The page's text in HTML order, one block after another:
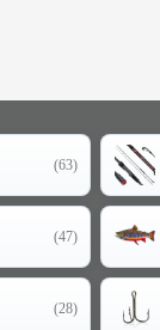
(63)
(47)
(28)